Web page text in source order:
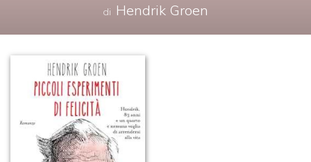
di Hendrik Groen